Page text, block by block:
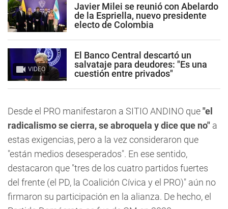
Javier Milei se reunió con Abelardo
de la Espriella, nuevo presidente
electo de Colombia
VIDEO
El Banco Central descartó un
salvataje para deudores: "Es una
cuestión entre privados"
Desde el PRO manifestaron a SITIO ANDINO que"el
radicalismo se cierra, se abroquela y dice que no" a
estas exigencias, pero a la vez consideraron que
"están medios desesperados". En ese sentido,
destacaron que "tres de los cuatro partidos fuertes
del frente (el PD, la Coalición Cívica y el PRO)" aún no
firmaron su participación en la alianza. De hecho, el